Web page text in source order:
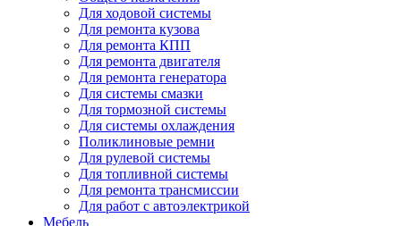
Для ходовой системы
Для ремонта кузова
Для ремонта КПП
Для ремонта двигателя
Для ремонта генератора
Для системы смазки
Для тормозной системы
Для системы охлаждения
Поликлиновые ремни
Для рулевой системы
Для топливной системы
Для ремонта трансмиссии
Для работ с автоэлектрикой
Мебель